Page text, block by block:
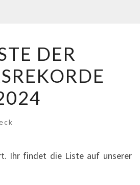
DER
Ihr findet die Liste auf unserer